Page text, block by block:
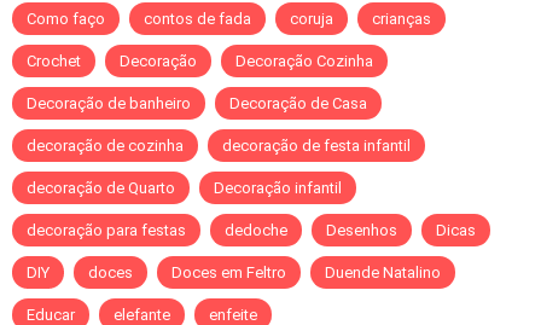
Como faço contos de fada coruja crianças
Crochet Decoração Decoração Cozinha
Decoração de banheiro Decoração de Casa
decoração de cozinha decoração de festa infantil
decoração de Quarto Decoração infantil
decoração para festas dedoche Desenhos Dicas
DIY doces Doces em Feltro Duende Natalino
Educar elefante enfeite